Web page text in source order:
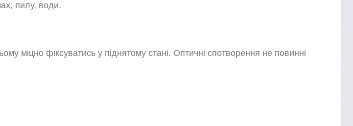
пилу, води.
міцно фіксуватись у піднятому стані. Оптичні спотворення не повинні